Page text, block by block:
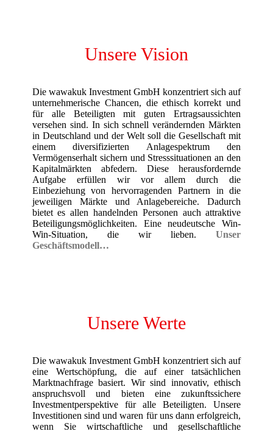
Unsere Vision
Die wawakuk Investment GmbH konzentriert sich auf
unternehmerische Chancen, die ethisch korrekt und
für alle Beteiligten mit guten Ertragsaussichten
versehen sind. In sich schnell verändernden Märkten
in Deutschland und der Welt soll die Gesellschaft mit
einem diversifizierten Anlagespektrum den
Vermögenserhalt sichern und Stresssituationen an den
Kapitalmärkten abfedern. Diese herausfordernde
Aufgabe erfüllen wir vor allem durch die
Einbeziehung von hervorragenden Partnern in die
jeweiligen Märkte und Anlagebereiche. Dadurch
bietet es allen handelnden Personen auch attraktive
Beteiligungsmöglichkeiten. Eine neudeutsche Win-
Win-Situation, die wir lieben.Unser
Geschäftsmodell…
Unsere Werte
Die wawakuk Investment GmbH konzentriert sich auf
eine Wertschöpfung, die auf einer tatsächlichen
Marktnachfrage basiert. Wir sind innovativ, ethisch
anspruchsvoll und bieten eine zukunftssichere
Investmentperspektive für alle Beteiligten. Unsere
Investitionen sind und waren für uns dann erfolgreich,
wenn Sie wirtschaftliche und gesellschaftliche